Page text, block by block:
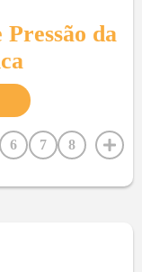
Pressão da
6 7
8